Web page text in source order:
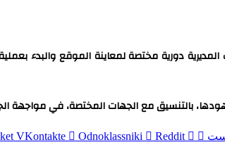
بالتنسيق مع الجهات المختصة، في مواجهة
Odnoklassniki